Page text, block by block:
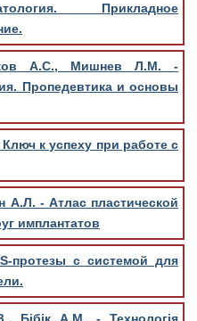
Прикладное
А.С., Мишнев Л.М. -
Пропедевтика и основы
к успеху при работе с
- Атлас пластической
имплантатов
протезы с системой для